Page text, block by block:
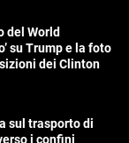
del World
su Trump e la foto
dei Clinton
sul trasporto di
i confini